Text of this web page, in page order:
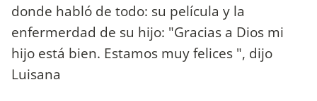
donde habló de todo: su película y la
enfermerdad de su hijo: "Gracias a Dios mi
hijo está bien. Estamos muy felices ", dijo
Luisana